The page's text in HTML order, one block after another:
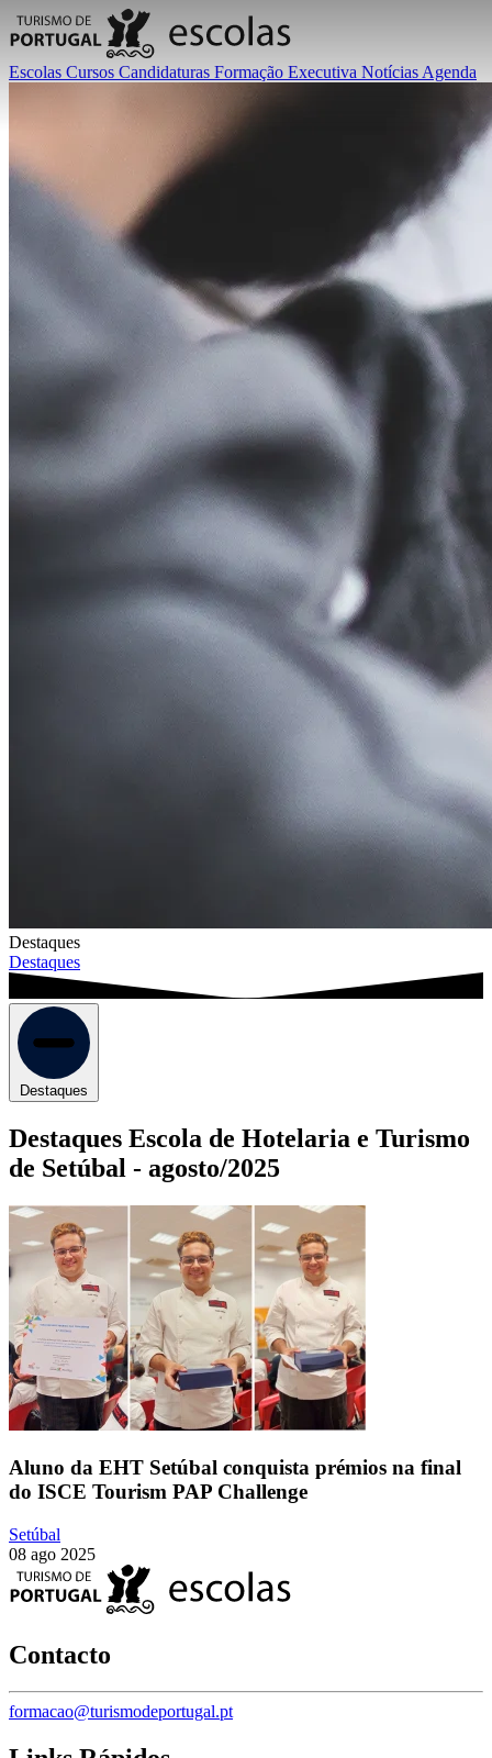
Escolas Cursos Candidaturas Formação Executiva Notícias Agenda
Destaques
Destaques
Destaques
Destaques Escola de Hotelaria e Turismo
de Setúbal - agosto/2025
Aluno da EHT Setúbal conquista prémios na final
do ISCE Tourism PAP Challenge
Setúbal
08 ago 2025
Contacto
formacao@turismodeportugal.pt